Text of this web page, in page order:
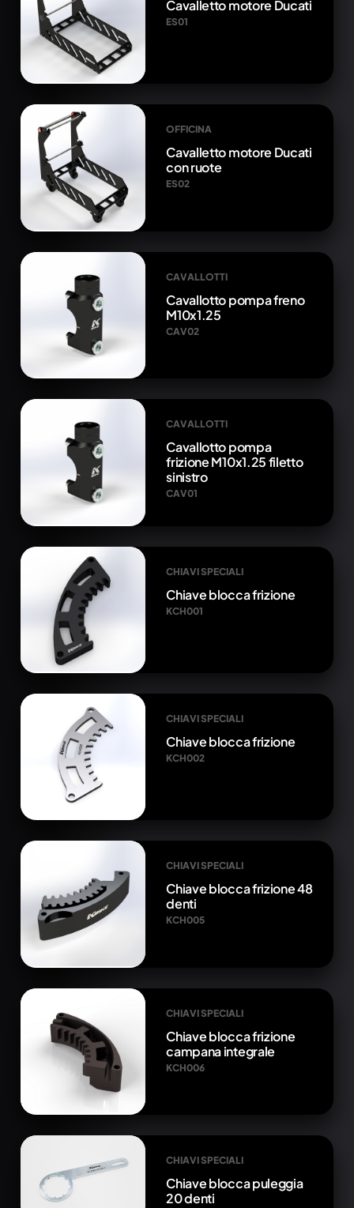
Cavalletto motore Ducati
ES01
OFFICINA
Cavalletto motore Ducati
con ruote
ES02
CAVALLOTTI
Cavallotto pompa freno
M10x1.25
CAV02
CAVALLOTTI
Cavallotto pompa
frizione M10x1.25 filetto
sinistro
CAV01
CHIAVI SPECIALI
Chiave blocca frizione
KCH001
CHIAVI SPECIALI
Chiave blocca frizione
KCH002
CHIAVI SPECIALI
Chiave blocca frizione 48
denti
KCH005
CHIAVI SPECIALI
Chiave blocca frizione
campana integrale
KCH006
CHIAVI SPECIALI
Chiave blocca puleggia
20 denti